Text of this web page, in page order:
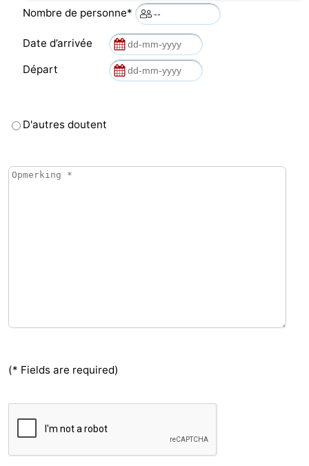
Nombre de personne*
Date d’arrivée
Départ
D'autres doutent
(* Fields are required)